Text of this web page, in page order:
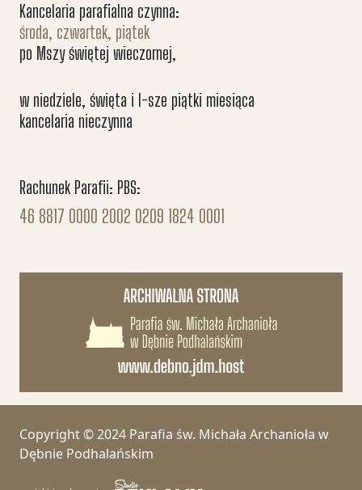
Kancelaria parafialna czynna:
środa, czwartek, piątek
po Mszy świętej wieczornej,
w niedziele, święta i I-sze piątki miesiąca
kancelaria nieczynna
Rachunek Parafii: PBS:
46 8817 0000 2002 0209 1824 0001
Copyright © 2024 Parafia św. Michała Archanioła w
Dębnie Podhalańskim